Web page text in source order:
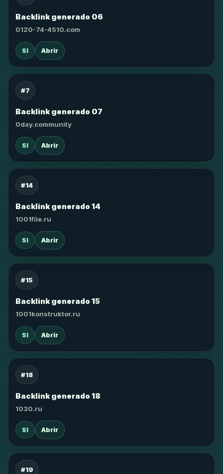
Backlink generado 06
0120-74-4510.com
SI Abrir
#7
Backlink generado 07
0day.community
SI Abrir
#14
Backlink generado 14
1001file.ru
SI Abrir
#15
Backlink generado 15
1001konstruktor.ru
SI Abrir
#18
Backlink generado 18
1030.ru
SI Abrir
#19